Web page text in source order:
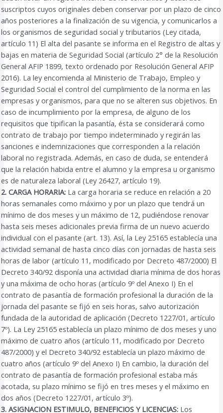
suscriptos cuyos originales deben conservar por un plazo de cinco
años posteriores a la finalización de su vigencia, y comunicarlos a
los organismos de seguridad social y tributarios (Ley citada,
artículo 11) El alta del pasante se informa en el Registro de altas y
bajas en materia de Seguridad Social (artículo 2° de la Resolución
General AFIP 1899, texto ordenado por Resolución General AFIP
2016). La ley encomienda al Ministerio de Trabajo, Empleo y
Seguridad Social el control del cumplimiento de la norma en las
empresas y organismos, para que no se alteren sus objetivos. En
caso de incumplimiento por la empresa, de alguno de los
requisitos que tipifican la pasantía, ésta se considerará como
contrato de trabajo por tiempo indeterminado y regirán las
sanciones e indemnizaciones que corresponden a la relación
laboral no registrada. Además, en caso de duda, se entenderá
que la relación habida entre el alumno y la empresa u organismo
es de naturaleza laboral (Ley 26427, artículo 19).
2. CARGA HORARIA: La carga horaria se reduce en relación a 20
horas semanales como máximo y por un plazo que tendrá un
mínimo de dos meses y un máximo de 12, pudiéndose renovar
hasta seis meses adicionales previa firma de un nuevo acuerdo
individual con el pasante (art. 13). Así, la Ley 25165 establecía una
actividad semanal de hasta cinco días con jornadas de hasta seis
horas de labor (artículo 11, modificado por Decreto 487/2000) El
Decreto 340/92 disponía una actividad diaria mínima de dos horas
y una máxima de ocho horas (artículo 9º del Anexo I) En el
contrato de pasantía de formación profesional la duración de la
jornada del pasante se fijó en seis horas, salvo autorización
fundada de la autoridad de aplicación (Decreto 1227/01, artículo
7º). La Ley 25165 establecía un plazo mínimo de dos meses y uno
máximo de cuatro años (artículo 11, modificado por Decreto
487/2000) y el Decreto 340/92 establecía un plazo máximo de
cuatro años (artículo 9º del Anexo I) En cambio, la duración del
contrato de pasantía de formación profesional estaba más
acotada, su plazo mínimo se fijó en tres meses y el máximo en
dos años (Decreto 1227/01, artículo 3º).
3. ASIGNACION ESTIMULO, BENEFICIOS Y LICENCIAS: Los